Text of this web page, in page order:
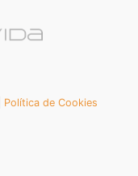
Política de Cookies